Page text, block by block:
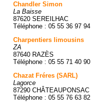
Chandler Simon
La Baisse
87620 SEREILHAC
Téléphone : 05 55 36 97 94
Charpentiers limousins
ZA
87640 RAZÈS
Téléphone : 05 55 71 40 90
Chazat Fréres (SARL)
Lagorce
87290 CHÂTEAUPONSAC
Téléphone : 05 55 76 63 82